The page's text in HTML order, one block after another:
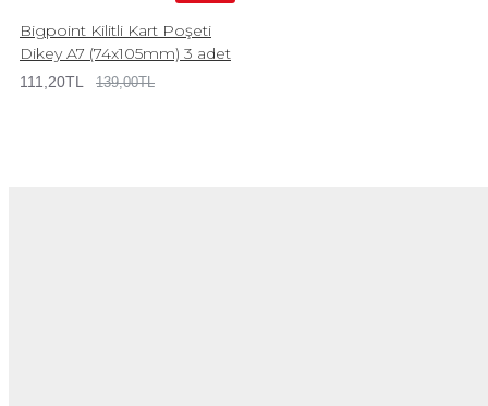
Bigpoint Kilitli Kart Poşeti
Dikey A7 (74x105mm) 3 adet
111,20TL 139,00TL